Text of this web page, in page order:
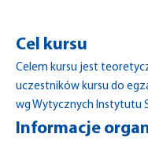
Cel kursu
Celem kursu jest
uczestników kursu do
wg Wytycznych Instytutu
Informacje